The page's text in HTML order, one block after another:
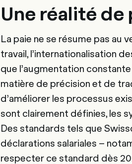
Une réalité de
La paie ne se résume pas au
travail, l’internationalisation
que l’augmentation
matière de précision et de
d’améliorer les processus
sont clairement définies, les
Des standards tels que
déclarations salariales –
respecter ce standard dès